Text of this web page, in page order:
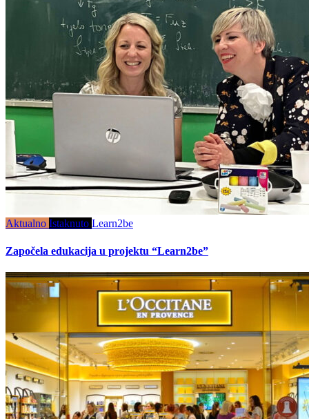
Aktualno Istaknuto Learn2be
Započela edukacija u projektu “Learn2be”